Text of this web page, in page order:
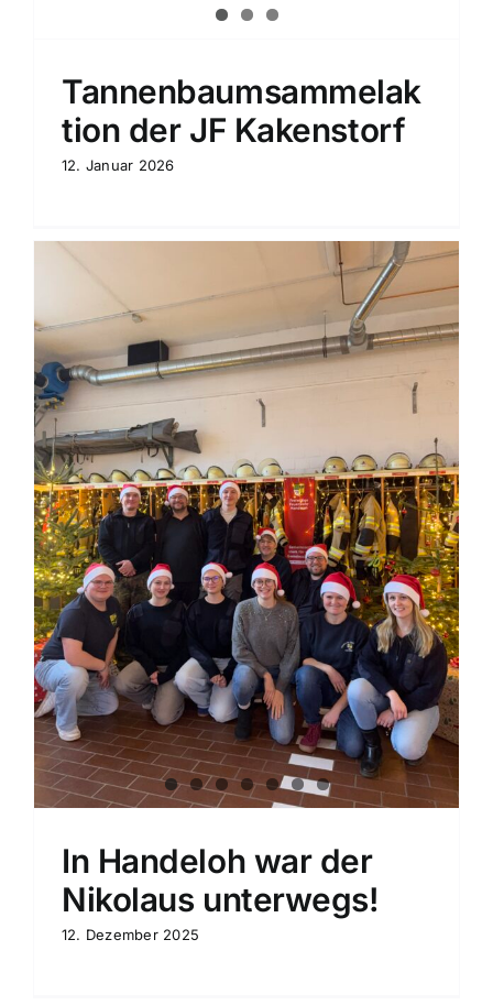
Tannenbaumsammelak
tion der JF Kakenstorf
12. Januar 2026
In Handeloh war der
Nikolaus unterwegs!
12. Dezember 2025